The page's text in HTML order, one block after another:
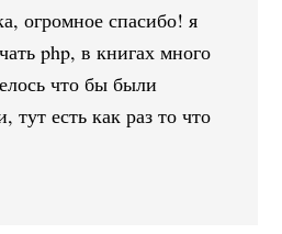
огромное спасибо! я
php, в книгах много
что бы были
тут есть как раз то что